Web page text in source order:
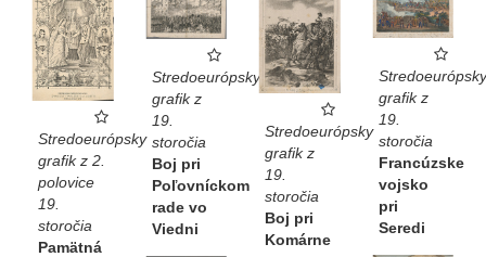
Stredoeurópsky
grafik z 2.
polovice
19.
storočia
Pamätná
Stredoeurópsky
grafik z
19.
storočia
Boj pri
Poľovníckom
rade vo
Viedni
Stredoeurópsky
grafik z
19.
storočia
Boj pri
Komárne
Stredoeurópsky
grafik z
19.
storočia
Francúzske
vojsko
pri
Seredi